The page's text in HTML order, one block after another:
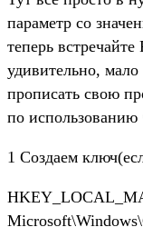
параметр со
теперь
удивительно,
прописать свою
по использованию
1 Создаем